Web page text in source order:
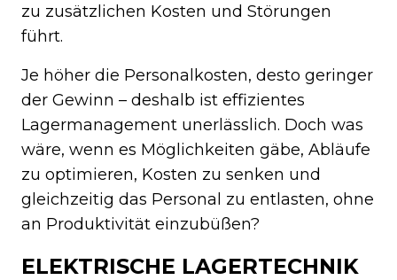
zu zusätzlichen Kosten und Störungen
führt.
Je höher die Personalkosten, desto geringer
der Gewinn – deshalb ist effizientes
Lagermanagement unerlässlich. Doch was
wäre, wenn es Möglichkeiten gäbe, Abläufe
zu optimieren, Kosten zu senken und
gleichzeitig das Personal zu entlasten, ohne
an Produktivität einzubüßen?
ELEKTRISCHE LAGERTECHNIK